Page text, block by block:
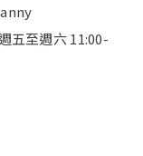
五至週六 11:00-